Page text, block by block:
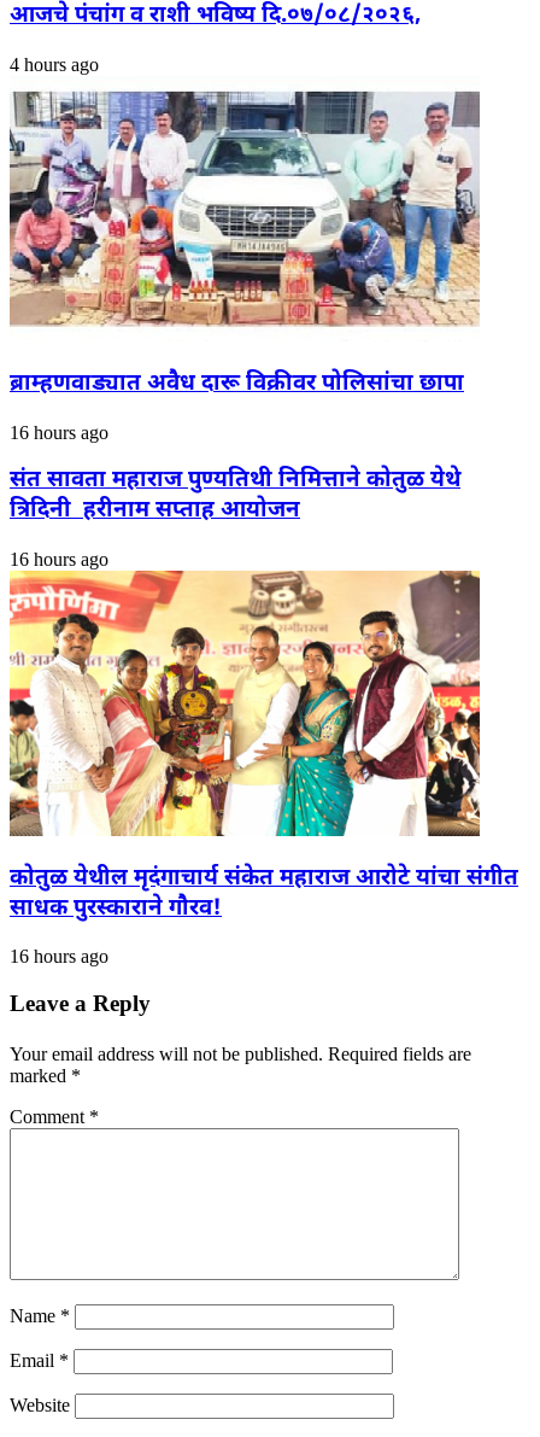
आजचे पंचांग व राशी भविष्य दि.०७/०८/२०२६,
4 hours ago
ब्राम्हणवाड्यात अवैध दारू विक्रीवर पोलिसांचा छापा
16 hours ago
संत सावता महाराज पुण्यतिथी निमित्ताने कोतुळ येथे
त्रिदिनी हरीनाम सप्ताह आयोजन
16 hours ago
कोतुळ येथील मृदंगाचार्य संकेत महाराज आरोटे यांचा संगीत
साधक पुरस्काराने गौरव!
16 hours ago
Leave a Reply
Your email address will not be published. Required fields are
marked *
Comment *
Name *
Email *
Website